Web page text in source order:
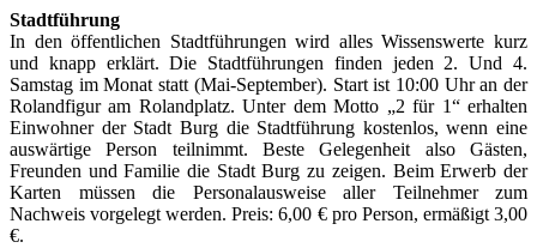
Stadtführung
In den öffentlichen Stadtführungen wird alles Wissenswerte kurz
und knapp erklärt. Die Stadtführungen finden jeden 2. Und 4.
Samstag im Monat statt (Mai-September). Start ist 10:00 Uhr an der
Rolandfigur am Rolandplatz. Unter dem Motto „2 für 1“ erhalten
Einwohner der Stadt Burg die Stadtführung kostenlos, wenn eine
auswärtige Person teilnimmt. Beste Gelegenheit also Gästen,
Freunden und Familie die Stadt Burg zu zeigen. Beim Erwerb der
Karten müssen die Personalausweise aller Teilnehmer zum
Nachweis vorgelegt werden. Preis: 6,00 € pro Person, ermäßigt 3,00
€.